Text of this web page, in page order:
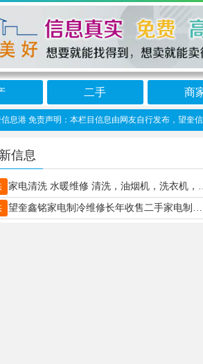
二手 商
港 免责声明：本栏目信息由网友自行发布，望奎信
信息
家电清洗 水暖维修 清洗，油烟机，洗衣机，热水器 维修，油烟机，热水器 安装，油
望奎鑫铭家电制冷维修长年收售二手家电制冷维修监控摄像头安装维修，空调安装维修微信同号15845540455